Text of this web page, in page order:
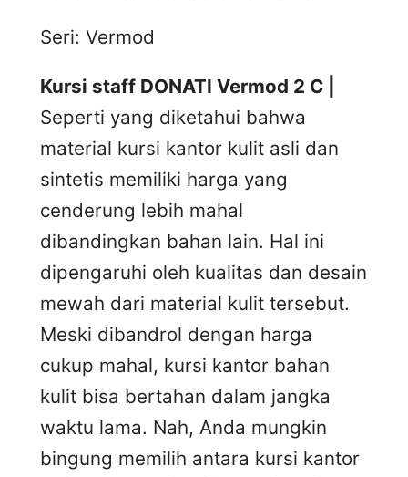
Seri: Vermod
Kursi staff DONATI Vermod 2 C |
Seperti yang diketahui bahwa
material kursi kantor kulit asli dan
sintetis memiliki harga yang
cenderung lebih mahal
dibandingkan bahan lain. Hal ini
dipengaruhi oleh kualitas dan desain
mewah dari material kulit tersebut.
Meski dibandrol dengan harga
cukup mahal, kursi kantor bahan
kulit bisa bertahan dalam jangka
waktu lama. Nah, Anda mungkin
bingung memilih antara kursi kantor